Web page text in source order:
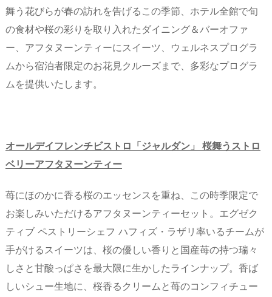
舞う花びらが春の訪れを告げるこの季節、ホテル全館で旬
の食材や桜の彩りを取り入れたダイニング＆バーオファ
ー、アフタヌーンティーにスイーツ、ウェルネスプログラ
ムから宿泊者限定のお花見クルーズまで、多彩なプログラ
ムを提供いたします。
オールデイフレンチビストロ「ジャルダン」 桜舞うストロ
ベリーアフタヌーンティー
苺にほのかに香る桜のエッセンスを重ね、この時季限定で
お楽しみいただけるアフタヌーンティーセット。エグゼク
ティブ ペストリーシェフ ハフィズ・ラザリ率いるチームが
手がけるスイーツは、桜の優しい香りと国産苺の持つ瑞々
しさと甘酸っぱさを最大限に生かしたラインナップ。香ば
しいシュー生地に、桜香るクリームと苺のコンフィチュー